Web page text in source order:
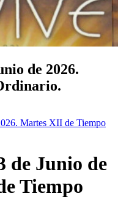
de 2026.
Martes XII de Tiempo
de Junio de
Tiempo